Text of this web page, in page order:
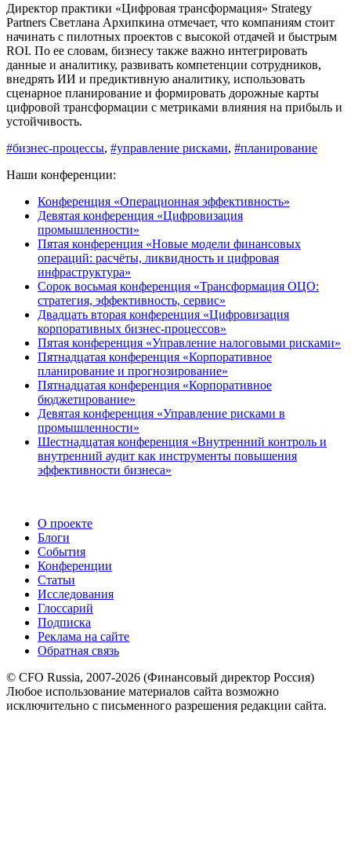
Директор практики «Цифровая трансформация» Strategy
Partners Светлана Архипкина отмечает, что компаниям стоит
начинать с пилотных проектов с высокой отдачей и быстрым
ROI. По ее словам, бизнесу также важно интегрировать
данные и аналитику, развивать компетенции сотрудников,
внедрять ИИ и предиктивную аналитику, использовать
сценарное планирование и формировать дорожные карты
цифровой трансформации с метриками влияния на прибыль и
устойчивость.
#бизнес-процессы, #управление рисками, #планирование
Наши конференции:
Конференция «Операционная эффективность»
Девятая конференция «Цифровизация
промышленности»
Пятая конференция «Новые модели финансовых
операций: расчёты, ликвидность и цифровая
инфраструктура»
Сорок восьмая конференция «Трансформация ОЦО:
стратегия, эффективность, сервис»
Двадцать вторая конференция «Цифровизация
корпоративных бизнес-процессов»
Пятая конференция «Управление налоговыми рисками»
Пятнадцатая конференция «Корпоративное
планирование и прогнозирование»
Пятнадцатая конференция «Корпоративное
бюджетирование»
Девятая конференция «Управление рисками в
промышленности»
Шестнадцатая конференция «Внутренний контроль и
внутренний аудит как инструменты повышения
эффективности бизнеса»
О проекте
Блоги
События
Конференции
Статьи
Исследования
Глоссарий
Подписка
Реклама на сайте
Обратная связь
© CFO Russia, 2007-2026 (Финансовый директор Россия)
Любое использование материалов сайта возможно
исключительно с письменного разрешения редакции сайта.